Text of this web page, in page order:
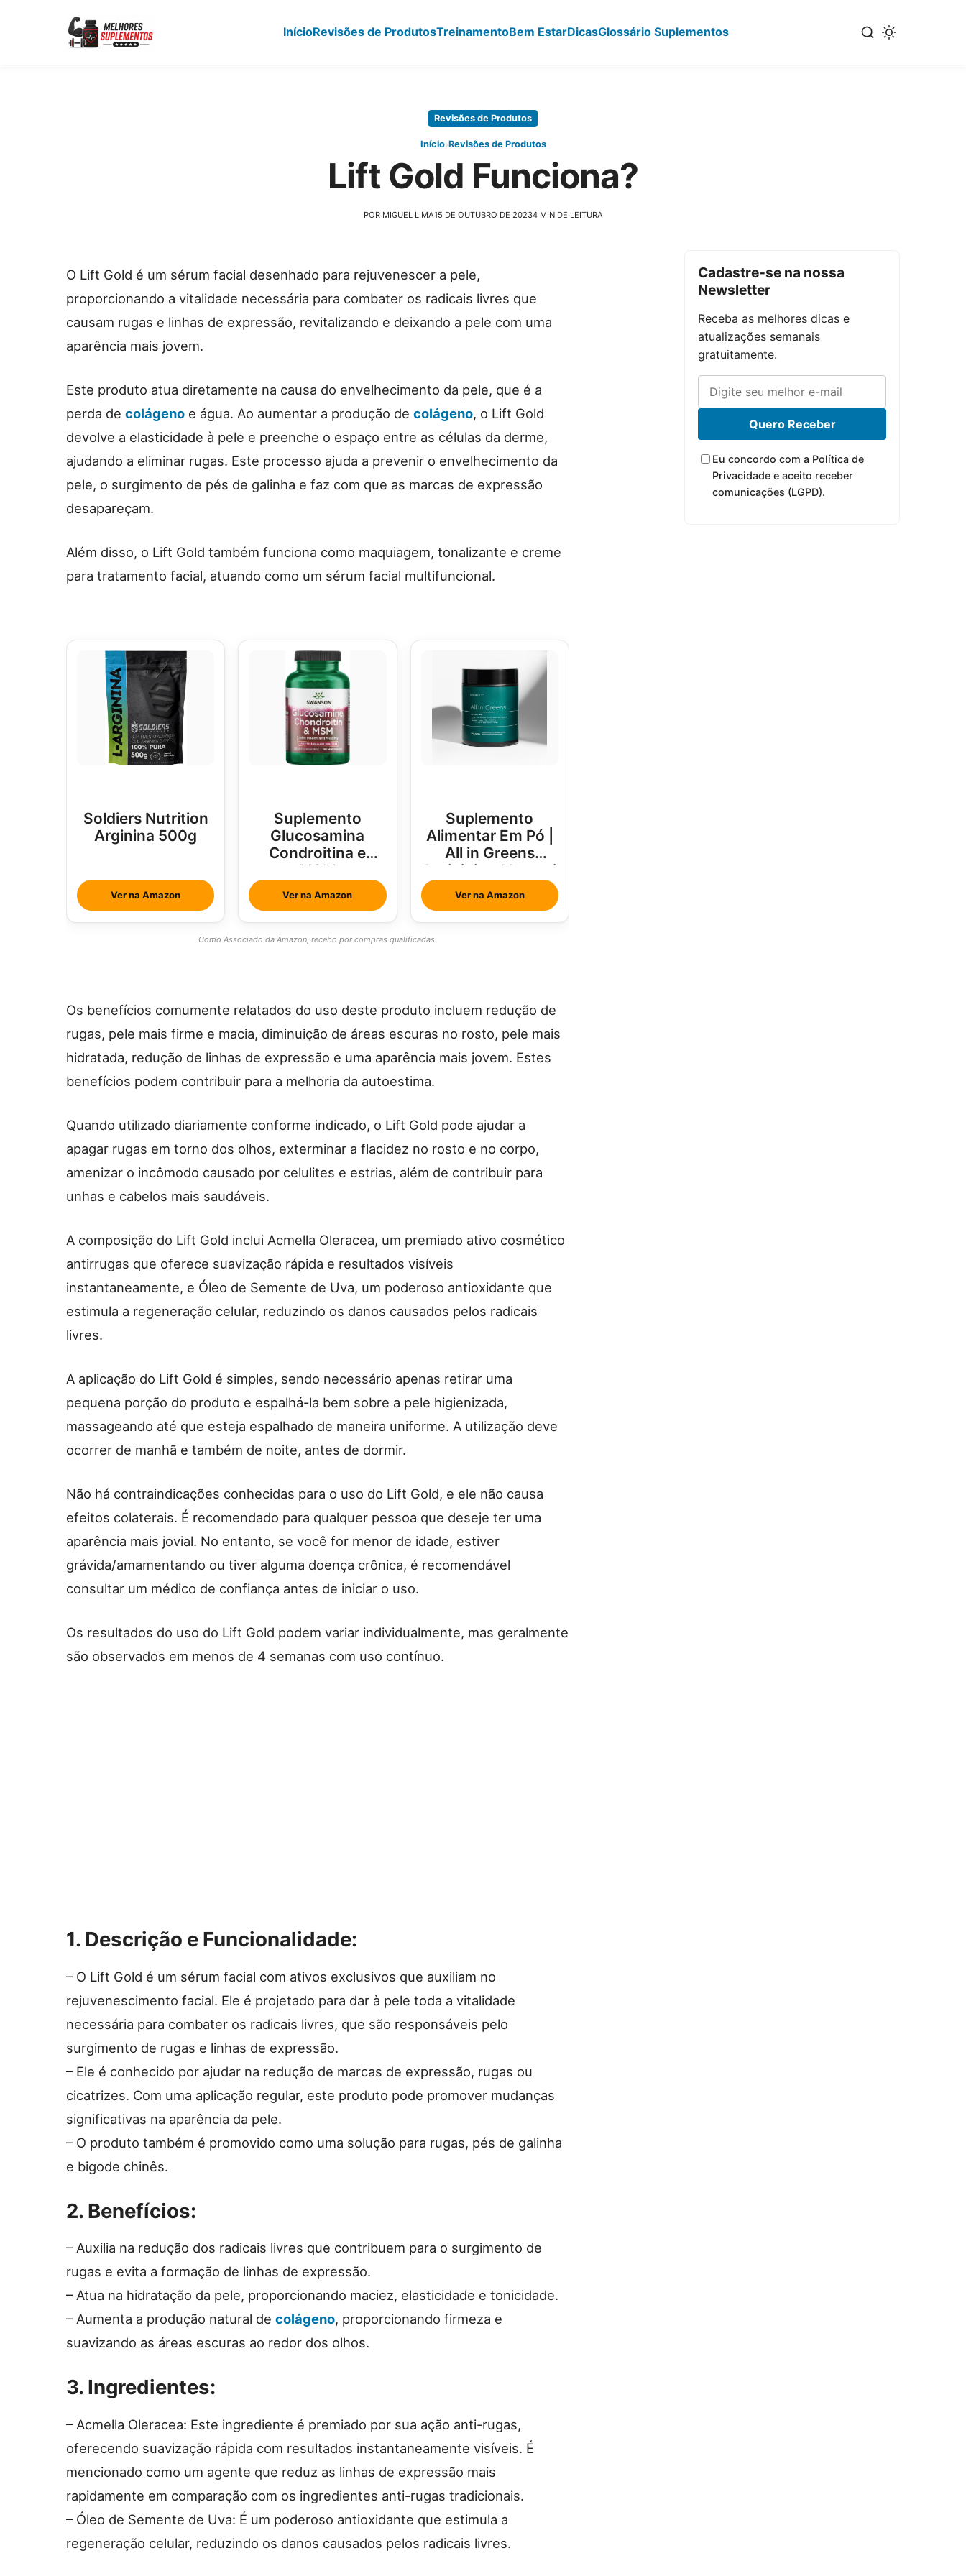
InícioRevisões de ProdutosTreinamentoBem EstarDicasGlossário Suplementos
Revisões de Produtos
Início›Revisões de Produtos
Lift Gold Funciona?
POR MIGUEL LIMA15 DE OUTUBRO DE 20234 MIN DE LEITURA
O Lift Gold é um sérum facial desenhado para rejuvenescer a pele,
proporcionando a vitalidade necessária para combater os radicais livres que
causam rugas e linhas de expressão, revitalizando e deixando a pele com uma
aparência mais jovem.
Este produto atua diretamente na causa do envelhecimento da pele, que é a
perda de colágeno e água. Ao aumentar a produção de colágeno, o Lift Gold
devolve a elasticidade à pele e preenche o espaço entre as células da derme,
ajudando a eliminar rugas. Este processo ajuda a prevenir o envelhecimento da
pele, o surgimento de pés de galinha e faz com que as marcas de expressão
desapareçam.
Além disso, o Lift Gold também funciona como maquiagem, tonalizante e creme
para tratamento facial, atuando como um sérum facial multifuncional.
Soldiers Nutrition
Arginina 500g
Ver na Amazon
Suplemento
Glucosamina
Condroitina e
MSM
Ver na Amazon
Suplemento
Alimentar Em Pó |
All in Greens
Brainjuice Abacaxi
Com Hortelã
Ver na Amazon
Como Associado da Amazon, recebo por compras qualificadas.
Os benefícios comumente relatados do uso deste produto incluem redução de
rugas, pele mais firme e macia, diminuição de áreas escuras no rosto, pele mais
hidratada, redução de linhas de expressão e uma aparência mais jovem. Estes
benefícios podem contribuir para a melhoria da autoestima.
Quando utilizado diariamente conforme indicado, o Lift Gold pode ajudar a
apagar rugas em torno dos olhos, exterminar a flacidez no rosto e no corpo,
amenizar o incômodo causado por celulites e estrias, além de contribuir para
unhas e cabelos mais saudáveis.
A composição do Lift Gold inclui Acmella Oleracea, um premiado ativo cosmético
antirrugas que oferece suavização rápida e resultados visíveis
instantaneamente, e Óleo de Semente de Uva, um poderoso antioxidante que
estimula a regeneração celular, reduzindo os danos causados pelos radicais
livres.
A aplicação do Lift Gold é simples, sendo necessário apenas retirar uma
pequena porção do produto e espalhá-la bem sobre a pele higienizada,
massageando até que esteja espalhado de maneira uniforme. A utilização deve
ocorrer de manhã e também de noite, antes de dormir.
Não há contraindicações conhecidas para o uso do Lift Gold, e ele não causa
efeitos colaterais. É recomendado para qualquer pessoa que deseje ter uma
aparência mais jovial. No entanto, se você for menor de idade, estiver
grávida/amamentando ou tiver alguma doença crônica, é recomendável
consultar um médico de confiança antes de iniciar o uso.
Os resultados do uso do Lift Gold podem variar individualmente, mas geralmente
são observados em menos de 4 semanas com uso contínuo.
1. Descrição e Funcionalidade:
– O Lift Gold é um sérum facial com ativos exclusivos que auxiliam no
rejuvenescimento facial. Ele é projetado para dar à pele toda a vitalidade
necessária para combater os radicais livres, que são responsáveis pelo
surgimento de rugas e linhas de expressão.
– Ele é conhecido por ajudar na redução de marcas de expressão, rugas ou
cicatrizes. Com uma aplicação regular, este produto pode promover mudanças
significativas na aparência da pele.
– O produto também é promovido como uma solução para rugas, pés de galinha
e bigode chinês.
2. Benefícios:
– Auxilia na redução dos radicais livres que contribuem para o surgimento de
rugas e evita a formação de linhas de expressão.
– Atua na hidratação da pele, proporcionando maciez, elasticidade e tonicidade.
– Aumenta a produção natural de colágeno, proporcionando firmeza e
suavizando as áreas escuras ao redor dos olhos.
3. Ingredientes:
– Acmella Oleracea: Este ingrediente é premiado por sua ação anti-rugas,
oferecendo suavização rápida com resultados instantaneamente visíveis. É
mencionado como um agente que reduz as linhas de expressão mais
rapidamente em comparação com os ingredientes anti-rugas tradicionais.
– Óleo de Semente de Uva: É um poderoso antioxidante que estimula a
regeneração celular, reduzindo os danos causados pelos radicais livres.
Cadastre-se na nossa
Newsletter
Receba as melhores dicas e
atualizações semanais
gratuitamente.
Quero Receber
Eu concordo com a Política de
Privacidade e aceito receber
comunicações (LGPD).